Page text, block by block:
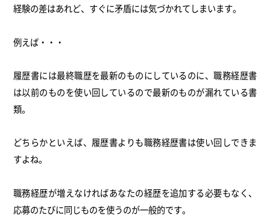
経験の差はあれど、すぐに矛盾には気づかれてしまいます。
例えば・・・
履歴書には最終職歴を最新のものにしているのに、職務経歴書
は以前のものを使い回しているので最新のものが漏れている書
類。
どちらかといえば、履歴書よりも職務経歴書は使い回しできま
すよね。
職務経歴が増えなければあなたの経歴を追加する必要もなく、
応募のたびに同じものを使うのが一般的です。